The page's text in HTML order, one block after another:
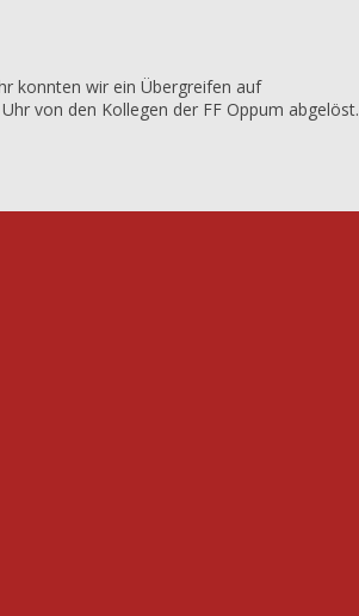
konnten wir ein Übergreifen auf
von den Kollegen der FF Oppum abgelöst.